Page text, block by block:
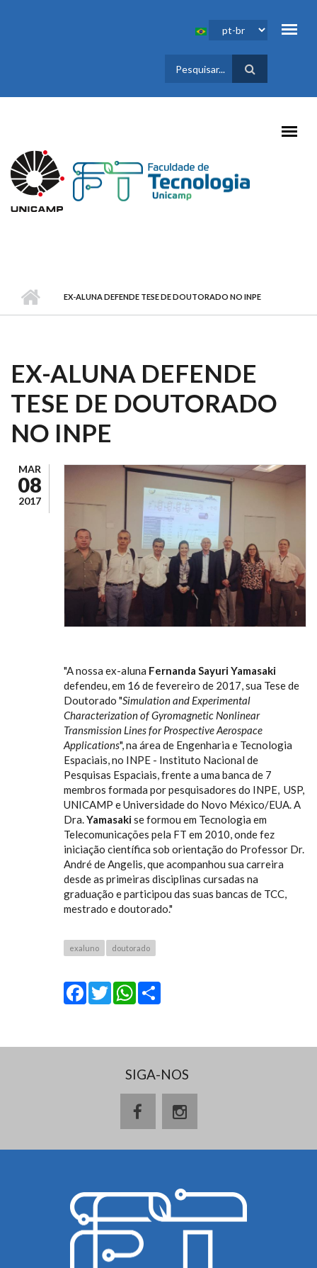
FORMULÁRIO
DE BUSCA
EX-ALUNA DEFENDE TESE DE DOUTORADO NO INPE
EX-ALUNA DEFENDE
TESE DE DOUTORADO
NO INPE
MAR
08
2017
"A nossa ex-aluna Fernanda Sayuri Yamasaki
defendeu, em 16 de fevereiro de 2017, sua Tese de
Doutorado "Simulation and Experimental
Characterization of Gyromagnetic Nonlinear
Transmission Lines for Prospective Aerospace
Applications", na área de Engenharia e Tecnologia
Espaciais, no INPE - Instituto Nacional de
Pesquisas Espaciais, frente a uma banca de 7
membros formada por pesquisadores do INPE, USP,
UNICAMP e Universidade do Novo México/EUA. A
Dra.Yamasakise formou em Tecnologia em
Telecomunicações pela FT em 2010, onde fez
iniciação científica sob orientação do Professor Dr.
André de Angelis, que acompanhou sua carreira
desde as primeiras disciplinas cursadas na
graduação e participou das suas bancas de TCC,
mestrado e doutorado."
exaluno doutorado
Facebook
Twitter
WhatsApp
SIGA-NOS